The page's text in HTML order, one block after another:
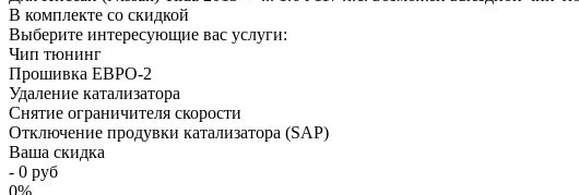
В комплекте со скидкой
Выберите интересующие вас услуги:
Чип тюнинг
Прошивка ЕВРО-2
Удаление катализатора
Снятие ограничителя скорости
Отключение продувки катализатора (SAP)
Ваша скидка
- 0 руб
0%